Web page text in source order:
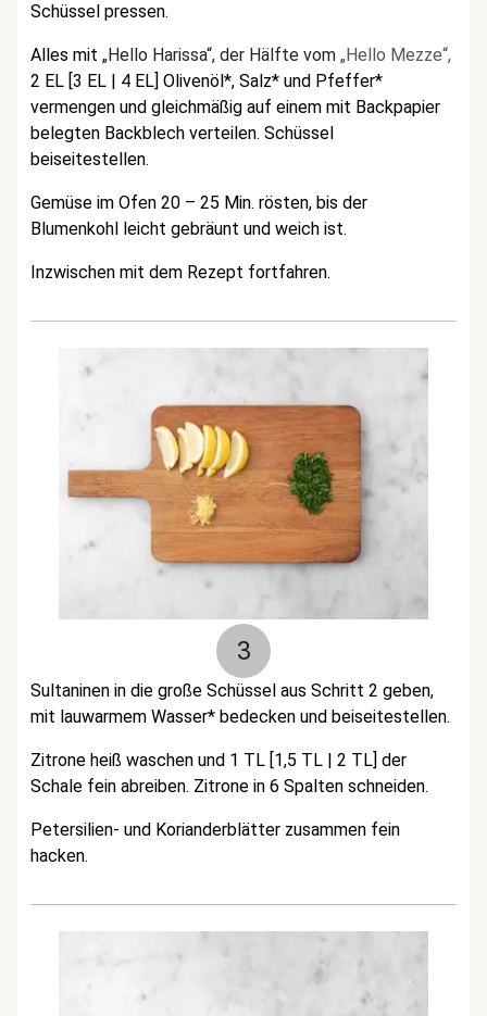
Schüssel pressen.
Alles mit „Hello Harissa“, der Hälfte vom „Hello Mezze“,
2 EL [3 EL | 4 EL] Olivenöl*, Salz* und Pfeffer*
vermengen und gleichmäßig auf einem mit Backpapier
belegten Backblech verteilen. Schüssel
beiseitestellen.
Gemüse im Ofen 20 – 25 Min. rösten, bis der
Blumenkohl leicht gebräunt und weich ist.
Inzwischen mit dem Rezept fortfahren.
3
Sultaninen in die große Schüssel aus Schritt 2 geben,
mit lauwarmem Wasser* bedecken und beiseitestellen.
Zitrone heiß waschen und 1 TL [1,5 TL | 2 TL] der
Schale fein abreiben. Zitrone in 6 Spalten schneiden.
Petersilien- und Korianderblätter zusammen fein
hacken.